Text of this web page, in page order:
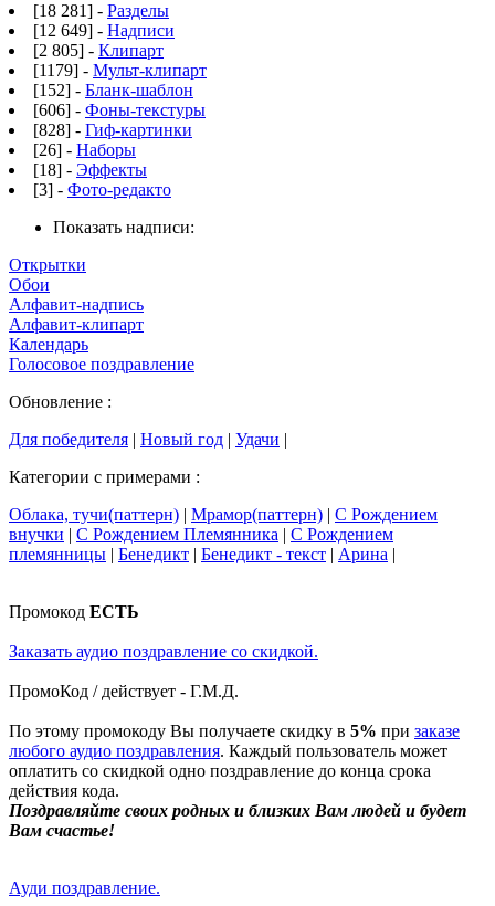
[18 281] - Разделы
[12 649] - Надписи
[2 805] - Клипарт
[1179] - Мульт-клипарт
[152] - Бланк-шаблон
[606] - Фоны-текстуры
[828] - Гиф-картинки
[26] - Наборы
[18] - Эффекты
[3] - Фото-редакто
Показать надписи:
Открытки
Обои
Алфавит-надпись
Алфавит-клипарт
Календарь
Голосовое поздравление
Обновление :
Для победителя | Новый год | Удачи |
Категории с примерами :
Облака, тучи(паттерн) | Мрамор(паттерн) | С Рождением
внучки | С Рождением Племянника | С Рождением
племянницы | Бенедикт | Бенедикт - текст | Арина |
Промокод ЕСТЬ
Заказать аудио поздравление со скидкой.
ПромоКод / действует - Г.М.Д.
По этому промокоду Вы получаете скидку в 5% при заказе
любого аудио поздравления. Каждый пользователь может
оплатить со скидкой одно поздравление до конца срока
действия кода.
Поздравляйте своих родных и близких Вам людей и будет
Вам счастье!
Ауди поздравление.